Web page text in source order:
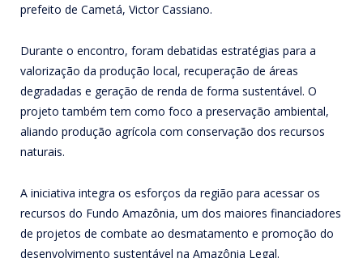
prefeito de Cametá, Victor Cassiano.
Durante o encontro, foram debatidas estratégias para a
valorização da produção local, recuperação de áreas
degradadas e geração de renda de forma sustentável. O
projeto também tem como foco a preservação ambiental,
aliando produção agrícola com conservação dos recursos
naturais.
A iniciativa integra os esforços da região para acessar os
recursos do Fundo Amazônia, um dos maiores financiadores
de projetos de combate ao desmatamento e promoção do
desenvolvimento sustentável na Amazônia Legal.